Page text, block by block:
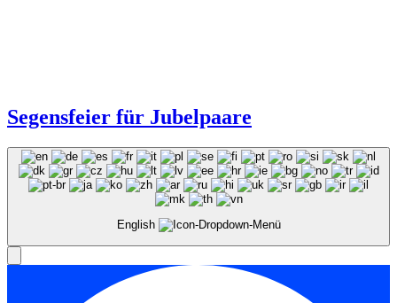
Segensfeier für Jubelpaare
English